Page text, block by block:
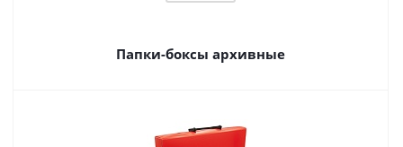
Папки-боксы архивные